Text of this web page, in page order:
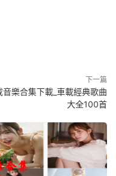
下一篇
音樂合集下載_車載經典歌曲
大全100首